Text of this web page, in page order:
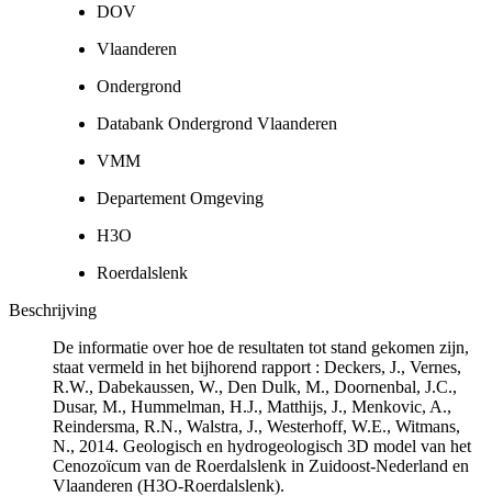
DOV
Vlaanderen
Ondergrond
Databank Ondergrond Vlaanderen
VMM
Departement Omgeving
H3O
Roerdalslenk
Beschrijving
De informatie over hoe de resultaten tot stand gekomen zijn,
staat vermeld in het bijhorend rapport : Deckers, J., Vernes,
R.W., Dabekaussen, W., Den Dulk, M., Doornenbal, J.C.,
Dusar, M., Hummelman, H.J., Matthijs, J., Menkovic, A.,
Reindersma, R.N., Walstra, J., Westerhoff, W.E., Witmans,
N., 2014. Geologisch en hydrogeologisch 3D model van het
Cenozoïcum van de Roerdalslenk in Zuidoost-Nederland en
Vlaanderen (H3O-Roerdalslenk).